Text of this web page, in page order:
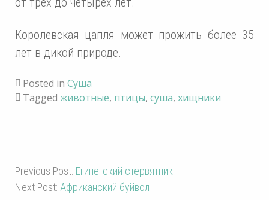
Королевская цапля может прожить более 35
лет в дикой природе.
Posted in Суша
Tagged животные, птицы, суша, хищники
Previous Post: Египетский стервятник
Next Post: Африканский буйвол